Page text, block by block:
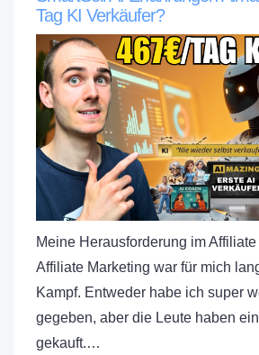
Tag KI Verkäufer?
Meine Herausforderung im
Affiliate Marketing war für mich
Kampf. Entweder habe ich super
gegeben, aber die Leute haben
gekauft.…